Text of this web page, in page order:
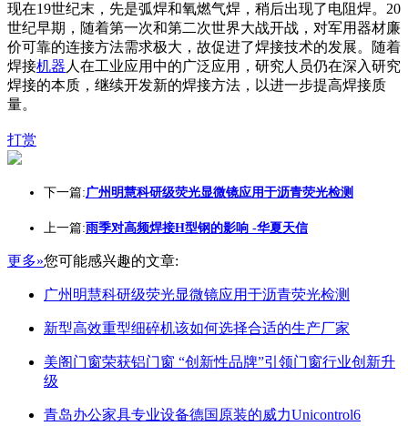
现在19世纪末，先是弧焊和氧燃气焊，稍后出现了电阻焊。20
世纪早期，随着第一次和第二次世界大战开战，对军用器材廉
价可靠的连接方法需求极大，故促进了焊接技术的发展。随着
焊接机器 人在工业应用中的广泛应用，研究人员仍在深入研究
焊接的本质，继续开发新的焊接方法，以进一步提高焊接质
量。
打赏
下一篇:广州明慧科研级荧光显微镜应用于沥青荧光检测
上一篇:雨季对高频焊接H型钢的影响 -华夏天信
更多»您可能感兴趣的文章:
广州明慧科研级荧光显微镜应用于沥青荧光检测
新型高效重型细碎机该如何选择合适的生产厂家
美阁门窗荣获铝门窗 “创新性品牌”引领门窗行业创新升
级
青岛办公家具专业设备德国原装的威力Unicontrol6